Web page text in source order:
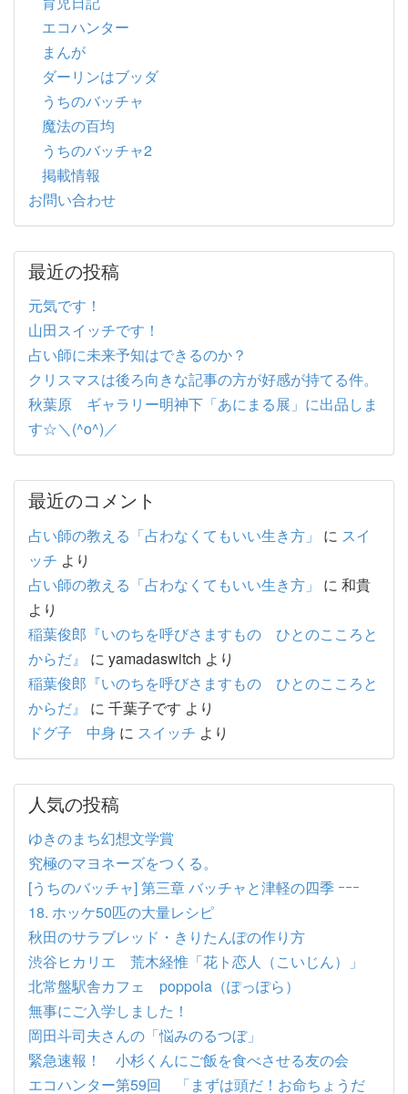
エコハンター
まんが
ダーリンはブッダ
うちのバッチャ
魔法の百均
うちのバッチャ2
掲載情報
お問い合わせ
最近の投稿
元気です！
山田スイッチです！
占い師に未来予知はできるのか？
クリスマスは後ろ向きな記事の方が好感が持てる件。
秋葉原 ギャラリー明神下「あにまる展」に出品しま
す☆＼(^o^)／
最近のコメント
占い師の教える「占わなくてもいい生き方」 に スイ
ッチ より
占い師の教える「占わなくてもいい生き方」
に 和貴
より
稲葉俊郎『いのちを呼びさますもの ひとのこころと
からだ』
に yamadaswitch より
稲葉俊郎『いのちを呼びさますもの ひとのこころと
からだ』
に 千葉子です より
ドグ子 中身 に スイッチ より
人気の投稿
ゆきのまち幻想文学賞
究極のマヨネーズをつくる。
[うちのバッチャ] 第三章 バッチャと津軽の四季 ｰｰｰ
18. ホッケ50匹の大量レシピ
秋田のサラブレッド・きりたんぽの作り方
渋谷ヒカリエ 荒木経惟「花ト恋人（こいじん）」
北常盤駅舎カフェ poppola（ぽっぽら）
無事にご入学しました！
岡田斗司夫さんの「悩みのるつぼ」
緊急速報！ 小杉くんにご飯を食べさせる友の会
エコハンター第59回 「まずは頭だ！お命ちょうだ